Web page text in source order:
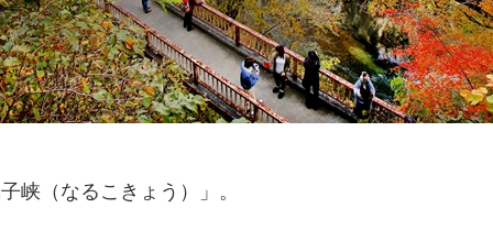
峡（なるこきょう）」。